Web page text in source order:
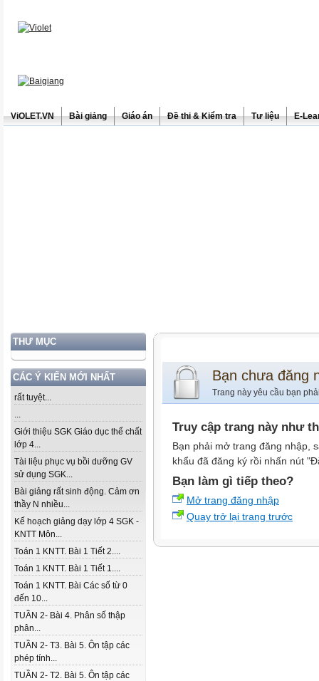
ViOLET.VN Bài giảng Giáo án Đề thi & Kiểm tra Tư liệu E-
THƯ MỤC
CÁC Ý KIẾN MỚI NHẤT
rất tuyệt...
...
Giới thiệu SGK Giáo dục thể chất
lớp 4...
Tài liệu phục vụ bồi dưỡng GV
sử dụng SGK...
Bài giảng rất sinh động. Cảm ơn
thầy N nhiều...
Kế hoạch giảng dạy lớp 4 SGK -
KNTT Môn...
Toán 1 KNTT. Bài 1 Tiết 2....
Toán 1 KNTT. Bài 1 Tiết 1....
Toán 1 KNTT. Bài Các số từ 0
đến 10...
TUẦN 2- Bài 4. Phân số thập
phân...
TUẦN 2- T3. Bài 5. Ôn tập các
phép tính...
TUẦN 2- T2. Bài 5. Ôn tập các
Bạn chưa đăng
Trang này yêu cầu bạn
Truy cập trang này như
Bạn phải mở trang đăng nhập,
khẩu đã đăng ký rồi nhấn nút
Bạn làm gì tiếp theo?
Mở trang đăng nhập
Quay trở lại trang trước